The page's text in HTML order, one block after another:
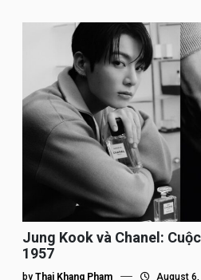
Jung Kook và Chanel:
1957
by Thai Khang Pham August 6,